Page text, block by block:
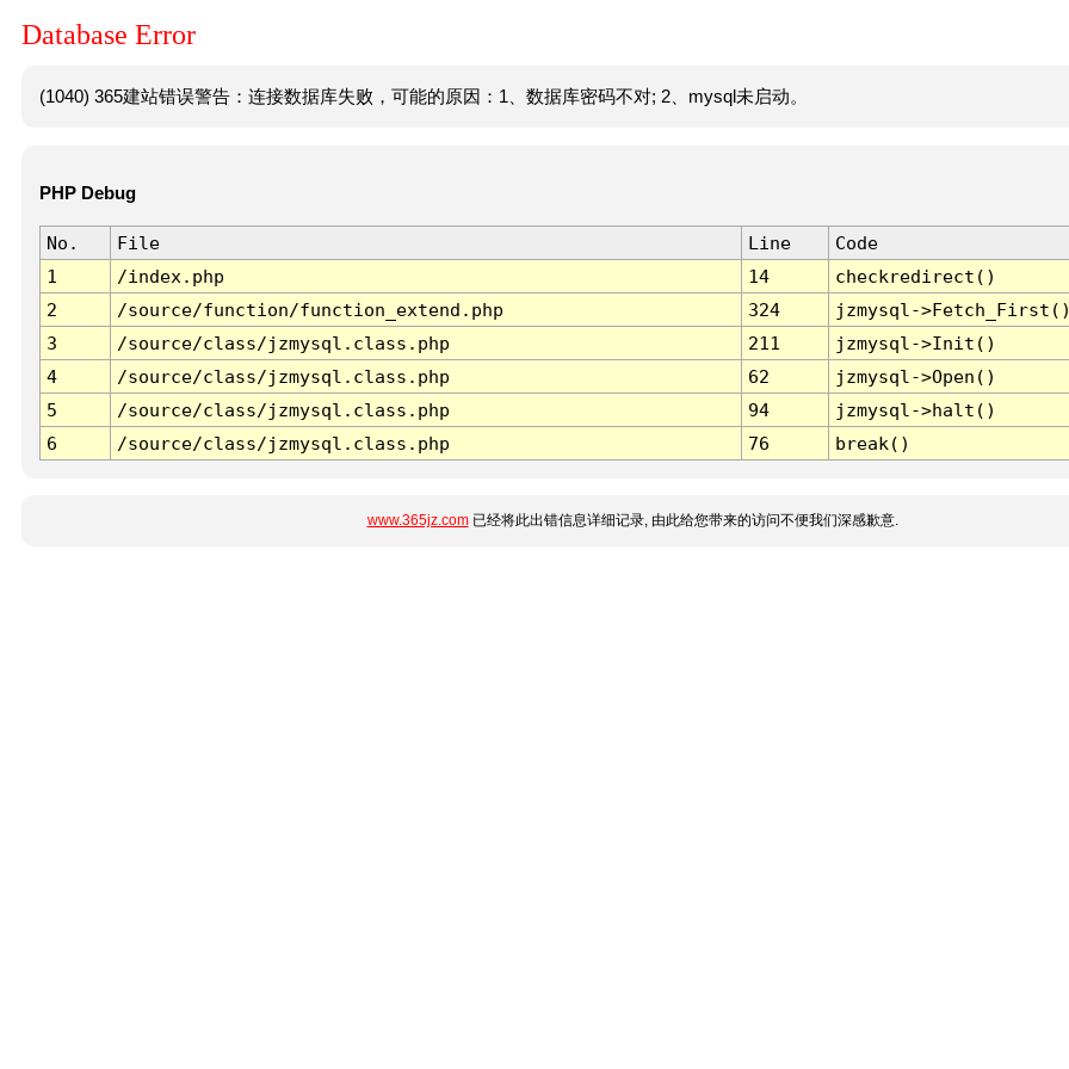
Database Error
(1040) 365建站错误警告：连接数据库失败，可能的原因：1、数据库密码不对; 2、mysql未启动。
PHP Debug
No. File Line
Code
1
/index.php 14
checkredirect()
2
/source/function/function_extend.php 324
jzmysql-
3
/source/class/jzmysql.class.php 211
jzmysql->Init()
4
/source/class/jzmysql.class.php 62
jzmysql->Open()
5
/source/class/jzmysql.class.php 94
jzmysql->halt()
6
/source/class/jzmysql.class.php 76 break()
www.365jz.com已经将此出错信息详细记录, 由此给您带来的访问不便我们深感歉意.